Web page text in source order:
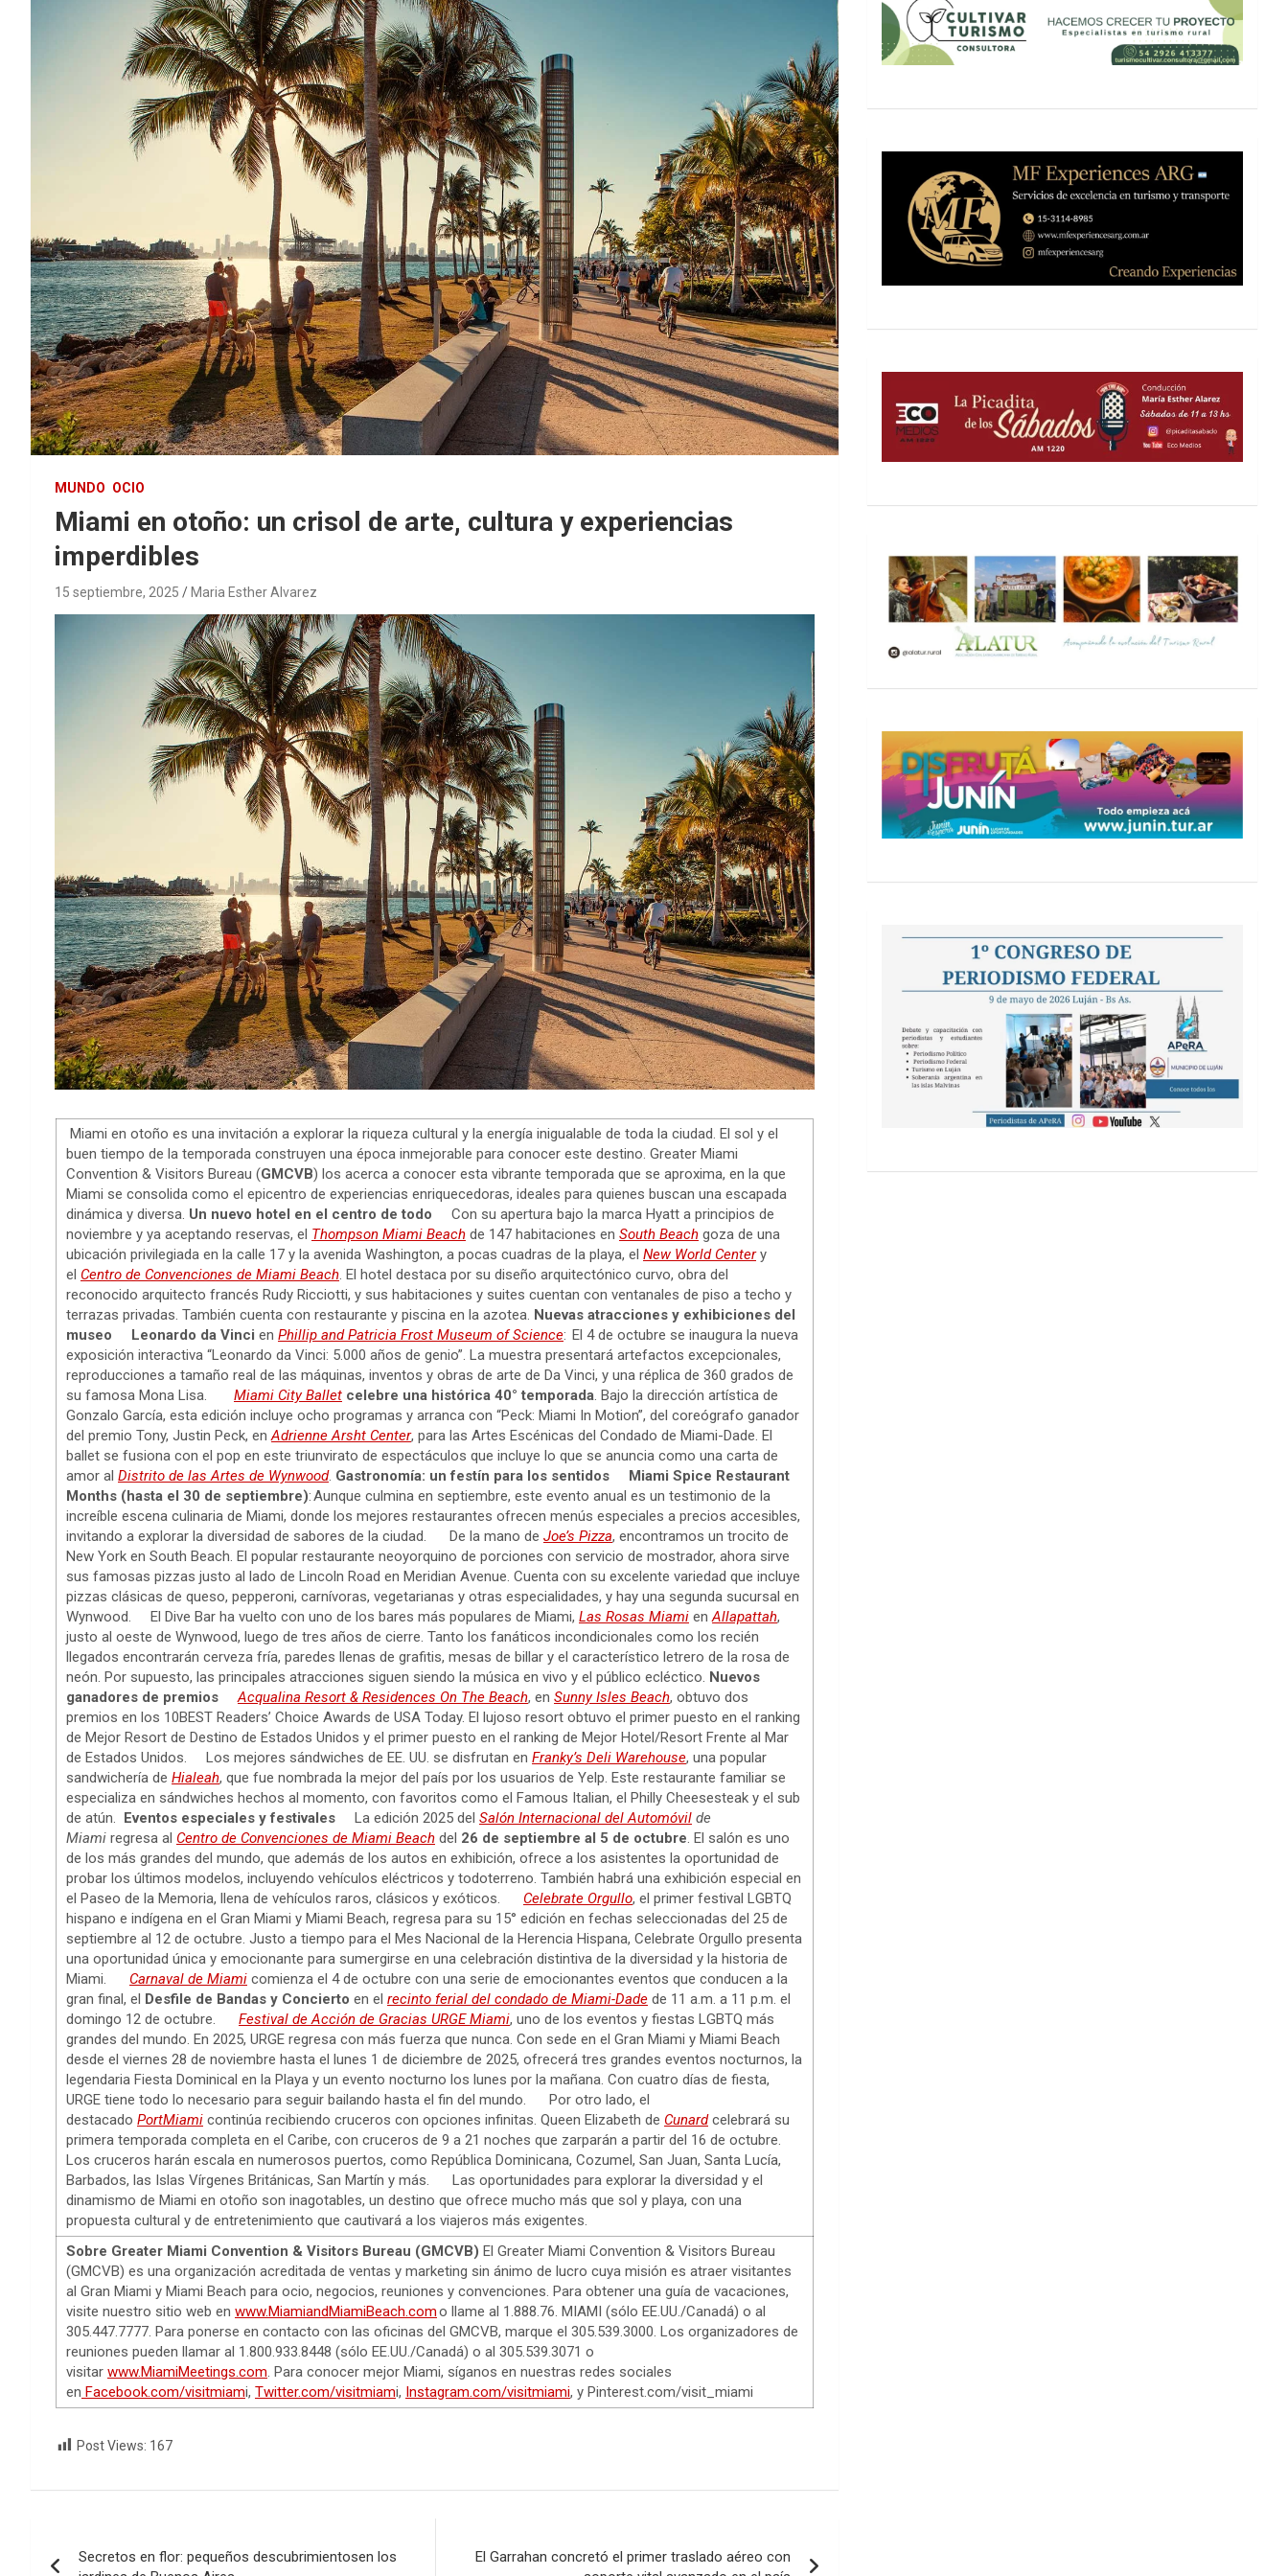
MUNDO OCIO
Miami en otoño: un crisol de arte, cultura y experiencias
imperdibles
15 septiembre, 2025 Maria Esther Alvarez
Miami en otoño es una invitación a explorar la riqueza cultural y la energía inigualable de toda la ciudad. El sol y el
buen tiempo de la temporada construyen una época inmejorable para conocer este destino. Greater Miami
Convention & Visitors Bureau (GMCVB) los acerca a conocer esta vibrante temporada que se aproxima, en la que
Miami se consolida como el epicentro de experiencias enriquecedoras, ideales para quienes buscan una escapada
dinámica y diversa. Un nuevo hotel en el centro de todo Con su apertura bajo la marca Hyatt a principios de
noviembre y ya aceptando reservas, el Thompson Miami Beach de 147 habitaciones en South Beach goza de una
ubicación privilegiada en la calle 17 y la avenida Washington, a pocas cuadras de la playa, el New World Centery
el Centro de Convenciones de Miami Beach. El hotel destaca por su diseño arquitectónico curvo, obra del
reconocido arquitecto francés Rudy Ricciotti, y sus habitaciones y suites cuentan con ventanales de piso a techo y
terrazas privadas. También cuenta con restaurante y piscina en la azotea. Nuevas atracciones y exhibiciones del
museo
Leonardo da Vinci en Phillip and Patricia Frost Museum of Science: El 4 de octubre se inaugura la nueva
exposición interactiva “Leonardo da Vinci: 5.000 años de genio”. La muestra presentará artefactos excepcionales,
reproducciones a tamaño real de las máquinas, inventos y obras de arte de Da Vinci, y una réplica de 360 grados de
su famosa Mona Lisa. Miami City Ballet celebre una histórica 40° temporada. Bajo la dirección artística de
Gonzalo García, esta edición incluye ocho programas y arranca con “Peck: Miami In Motion”, del coreógrafo ganador
del premio Tony, Justin Peck, enAdrienne Arsht Center, para las Artes Escénicas del Condado de Miami-Dade. El
ballet se fusiona con el pop en este triunvirato de espectáculos que incluye lo que se anuncia como una carta de
amor al Distrito de las Artes de Wynwood. Gastronomía: un festín para los sentidos Miami Spice Restaurant
Months (hasta el 30 de septiembre): Aunque culmina en septiembre, este evento anual es un testimonio de la
increíble escena culinaria de Miami, donde los mejores restaurantes ofrecen menús especiales a precios accesibles,
invitando a explorar la diversidad de sabores de la ciudad. De la mano de Joe’s Pizza, encontramos un trocito de
New York en South Beach. El popular restaurante neoyorquino de porciones con servicio de mostrador, ahora sirve
sus famosas pizzas justo al lado de Lincoln Road en Meridian Avenue. Cuenta con su excelente variedad que incluye
pizzas clásicas de queso, pepperoni, carnívoras, vegetarianas y otras especialidades, y hay una segunda sucursal en
Wynwood. El Dive Bar ha vuelto con uno de los bares más populares de Miami, Las Rosas Miami enAllapattah,
justo al oeste de Wynwood, luego de tres años de cierre. Tanto los fanáticos incondicionales como los recién
llegados encontrarán cerveza fría, paredes llenas de grafitis, mesas de billar y el característico letrero de la rosa de
neón. Por supuesto, las principales atracciones siguen siendo la música en vivo y el público ecléctico. Nuevos
ganadores de premios
Acqualina Resort & Residences On The Beach, en Sunny Isles Beach, obtuvo dos
premios en los 10BEST Readers’ Choice Awards de USA Today. El lujoso resort obtuvo el primer puesto en el ranking
de Mejor Resort de Destino de Estados Unidos y el primer puesto en el ranking de Mejor Hotel/Resort Frente al Mar
de Estados Unidos. Los mejores sándwiches de EE. UU. se disfrutan en Franky’s Deli Warehouse, una popular
sandwichería de Hialeah, que fue nombrada la mejor del país por los usuarios de Yelp. Este restaurante familiar se
especializa en sándwiches hechos al momento, con favoritos como el Famous Italian, el Philly Cheesesteak y el sub
de atún. Eventos especiales y festivales La edición 2025 del Salón Internacional del Automóvil de
Miami regresa al Centro de Convenciones de Miami Beach del 26 de septiembre al 5 de octubre. El salón es uno
de los más grandes del mundo, que además de los autos en exhibición, ofrece a los asistentes la oportunidad de
probar los últimos modelos, incluyendo vehículos eléctricos y todoterreno. También habrá una exhibición especial en
el Paseo de la Memoria, llena de vehículos raros, clásicos y exóticos. Celebrate Orgullo, el primer festival LGBTQ
hispano e indígena en el Gran Miami y Miami Beach, regresa para su 15° edición en fechas seleccionadas del 25 de
septiembre al 12 de octubre. Justo a tiempo para el Mes Nacional de la Herencia Hispana, Celebrate Orgullo presenta
una oportunidad única y emocionante para sumergirse en una celebración distintiva de la diversidad y la historia de
Miami. Carnaval de Miami comienza el 4 de octubre con una serie de emocionantes eventos que conducen a la
gran final, el Desfile de Bandas y Concierto en el recinto ferial del condado de Miami-Dade de 11 a.m. a 11 p.m. el
domingo 12 de octubre. Festival de Acción de Gracias URGE Miami, uno de los eventos y fiestas LGBTQ más
grandes del mundo. En 2025, URGE regresa con más fuerza que nunca. Con sede en el Gran Miami y Miami Beach
desde el viernes 28 de noviembre hasta el lunes 1 de diciembre de 2025, ofrecerá tres grandes eventos nocturnos, la
legendaria Fiesta Dominical en la Playa y un evento nocturno los lunes por la mañana. Con cuatro días de fiesta,
URGE tiene todo lo necesario para seguir bailando hasta el fin del mundo. Por otro lado, el
destacado PortMiami continúa recibiendo cruceros con opciones infinitas. Queen Elizabeth de Cunardcelebrará su
primera temporada completa en el Caribe, con cruceros de 9 a 21 noches que zarparán a partir del 16 de octubre.
Los cruceros harán escala en numerosos puertos, como República Dominicana, Cozumel, San Juan, Santa Lucía,
Barbados, las Islas Vírgenes Británicas, San Martín y más. Las oportunidades para explorar la diversidad y el
dinamismo de Miami en otoño son inagotables, un destino que ofrece mucho más que sol y playa, con una
propuesta cultural y de entretenimiento que cautivará a los viajeros más exigentes.
Sobre Greater Miami Convention & Visitors Bureau (GMCVB) El Greater Miami Convention & Visitors Bureau
(GMCVB) es una organización acreditada de ventas y marketing sin ánimo de lucro cuya misión es atraer visitantes
al Gran Miami y Miami Beach para ocio, negocios, reuniones y convenciones. Para obtener una guía de vacaciones,
visite nuestro sitio web en www.MiamiandMiamiBeach.como llame al 1.888.76. MIAMI (sólo EE.UU./Canadá) o al
305.447.7777. Para ponerse en contacto con las oficinas del GMCVB, marque el 305.539.3000. Los organizadores de
reuniones pueden llamar al 1.800.933.8448 (sólo EE.UU./Canadá) o al 305.539.3071 o
visitar www.MiamiMeetings.com. Para conocer mejor Miami, síganos en nuestras redes sociales
en Facebook.com/visitmiami, Twitter.com/visitmiami, Instagram.com/visitmiami, y Pinterest.com/visit_miami
Post Views: 167
Secretos en flor: pequeños descubrimientosen los
El Garrahan concretó el primer traslado aéreo con